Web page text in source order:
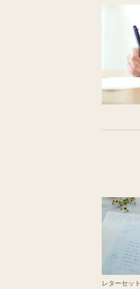
レターセット